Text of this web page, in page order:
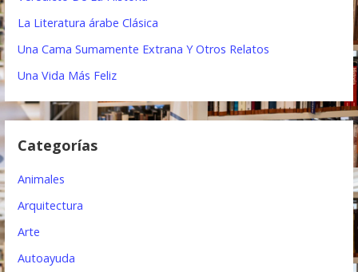
n
t
a
d
a
La Literatura árabe Clásica
Una Cama Sumamente Extrana Y Otros Relatos
Una Vida Más Feliz
Categorías
Animales
Arquitectura
Arte
Autoayuda